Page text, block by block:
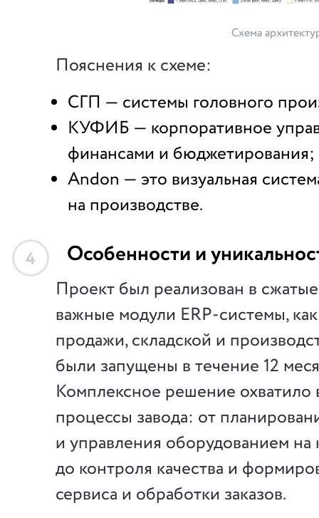
Схема
Пояснения к схеме:
СГП — системы головного
КУФИБ — корпоративное
финансами и бюджетирования;
Andon — это визуальная
на производстве.
4 Особенности и
Проект был реализован в
важные модули ERP-системы,
продажи, складской и
были запущены в течение 12
Комплексное решение охватило
процессы завода: от
и управления оборудованием на
до контроля качества и
сервиса и обработки заказов.